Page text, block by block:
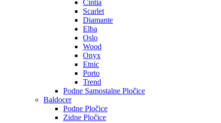
Cintia
Scarlet
Diamante
Elba
Oslo
Wood
Onyx
Etnic
Porto
Trend
Podne Samostalne Pločice
Baldocer
Podne Pločice
Zidne Pločice